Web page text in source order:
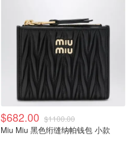
$682.00 $1100.00
Miu Miu 黑色绗缝纳帕钱包 小款